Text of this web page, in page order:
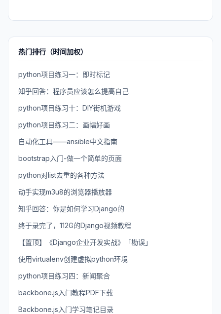
热门排行（时间加权）
python项目练习一：即时标记
知乎回答：程序员应该怎么提高自己
python项目练习十：DIY街机游戏
python项目练习二：画幅好画
自动化工具——ansible中文指南
bootstrap入门-做一个简单的页面
python对list去重的各种方法
动手实现m3u8的浏览器播放器
知乎回答：你是如何学习Django的
终于录完了，112G的Django视频教程
【置顶】《Django企业开发实战》「勘误」
使用virtualenv创建虚拟python环境
python项目练习四：新闻聚合
backbone.js入门教程PDF下载
Backbone.js入门学习笔记目录